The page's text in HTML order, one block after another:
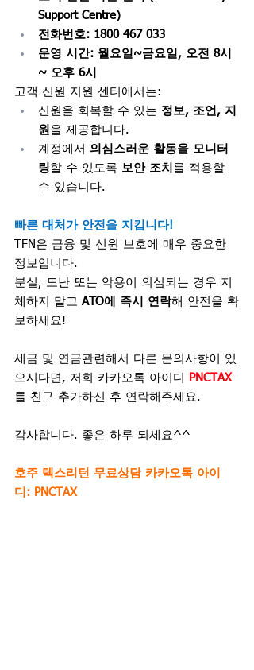
Support Centre)
전화번호: 1800 467 033
운영 시간: 월요일~금요일, 오전 8시
~ 오후 6시
고객 신원 지원 센터에서는:
신원을 회복할 수 있는 정보, 조언, 지
원 을 제공합니다.
계정에서 의심스러운 활동을 모니터
링할 수 있도록 보안 조치 를 적용할
수 있습니다.
빠른 대처가 안전을 지킵니다!
TFN은 금융 및 신원 보호에 매우 중요한
정보입니다.
분실, 도난 또는 악용이 의심되는 경우 지
체하지 말고 ATO에 즉시 연락해 안전을 확
보하세요!
세금 및 연금관련해서 다른 문의사항이 있
으시다면, 저희 카카오톡 아이디
PNCTAX
를 친구 추가하신 후 연락해주세요.
감사합니다. 좋은 하루 되세요^^
호주 텍스리턴 무료상담 카카오톡 아이
디: PNCTAX